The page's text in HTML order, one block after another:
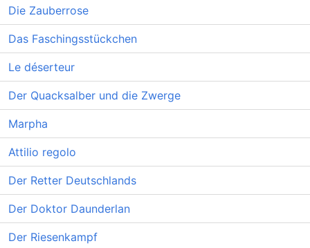
Die Zauberrose
Das Faschingsstückchen
Le déserteur
Der Quacksalber und die Zwerge
Marpha
Attilio regolo
Der Retter Deutschlands
Der Doktor Daunderlan
Der Riesenkampf